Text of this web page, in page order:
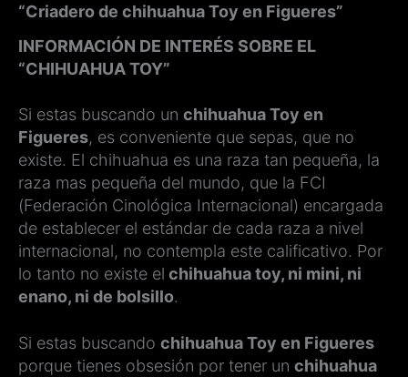
“Criadero de chihuahua Toy en Figueres”
INFORMACIÓN DE INTERÉS SOBRE EL
“CHIHUAHUA TOY”
Si estas buscando un chihuahua Toy en
Figueres, es conveniente que sepas, que no
existe. El chihuahua es una raza tan pequeña, la
raza mas pequeña del mundo, que la FCI
(Federación Cinológica Internacional) encargada
de establecer el estándar de cada raza a nivel
internacional, no contempla este calificativo. Por
lo tanto no existe el chihuahua toy, ni mini, ni
enano, ni de bolsillo.
Si estas buscando chihuahua Toy en Figueres
porque tienes obsesión por tener un chihuahua